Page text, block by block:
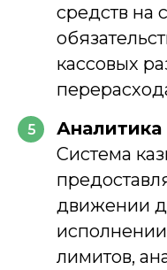
средств на
кассовых
5 Аналитика
Система
движении
лимитов,